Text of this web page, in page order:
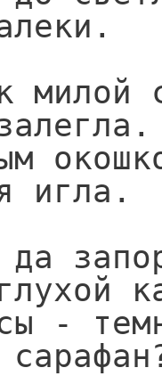
милой
игла.
да
-